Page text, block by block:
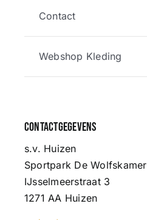
Contact
Webshop Kleding
Contactgegevens
s.v. Huizen
Sportpark De Wolfskamer
IJsselmeerstraat 3
1271 AA Huizen